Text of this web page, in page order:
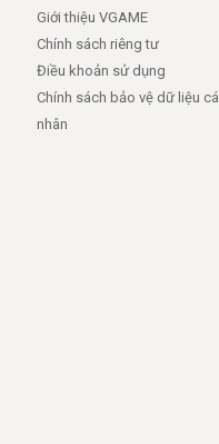
Giới thiệu VGAME
Chính sách riêng tư
Điều khoản sử dụng
Chính sách bảo vệ dữ liệu cá
nhân